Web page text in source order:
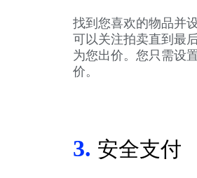
找到您喜欢的物品并
可以关注拍卖直到最
为您出价。您只需设
价。
3. 安全支付